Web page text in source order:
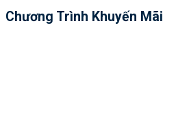
Chương Trình Khuyến Mãi